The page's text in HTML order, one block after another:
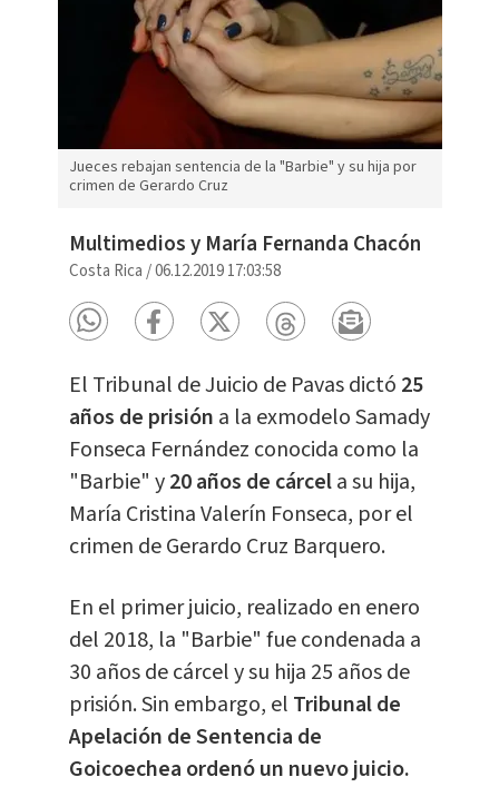
Jueces rebajan sentencia de la "Barbie" y su hija por
crimen de Gerardo Cruz
Multimedios y María Fernanda Chacón
Costa Rica /06.12.2019 17:03:58
El Tribunal de Juicio de Pavas dictó 25
años de prisión a la exmodelo Samady
Fonseca Fernández conocida como la
"Barbie" y20 años de cárcela su hija,
María Cristina Valerín Fonseca, por el
crimen de Gerardo Cruz Barquero.
En el primer juicio, realizado en enero
del 2018, la "Barbie" fue condenada a
30 años de cárcel y su hija 25 años de
prisión. Sin embargo, el Tribunal de
Apelación de Sentencia de
Goicoechea ordenó un nuevo juicio.